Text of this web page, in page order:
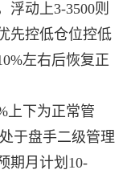
浮动上3-3500则
先控低仓位控低
左右后恢复正
上下为正常管
于盘手二级管理
期月计划10-